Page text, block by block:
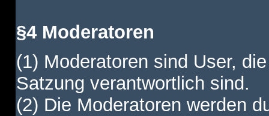
§4 Moderatoren
(1) Moderatoren sind User,
Satzung verantwortlich sind.
(2) Die Moderatoren werden